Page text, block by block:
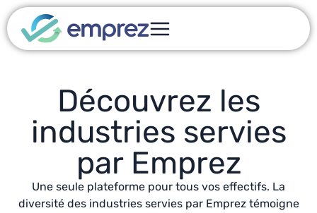
Découvrez les
industries servies
par Emprez
Une seule plateforme pour tous vos effectifs. La
diversité des industries servies par Emprez témoigne